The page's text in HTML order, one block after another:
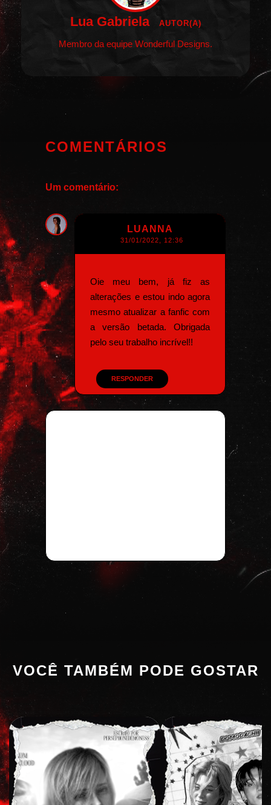
Lua Gabriela AUTOR(A)
Membro da equipe Wonderful Designs.
COMENTÁRIOS
Um comentário:
LUANNA
31/01/2022, 12:36
Oie meu bem, já fiz as
alterações e estou indo agora
mesmo atualizar a fanfic com
a versão betada. Obrigada
pelo seu trabalho incrível!!
RESPONDER
VOCÊ TAMBÉM PODE GOSTAR